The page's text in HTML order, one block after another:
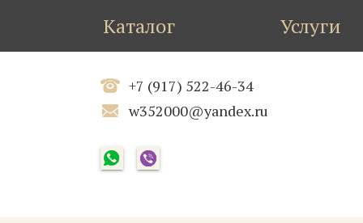
Каталог Услуги
+7 (917) 522-46-34
w352000@yandex.ru